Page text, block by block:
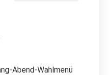
Abend-Wahlmenü